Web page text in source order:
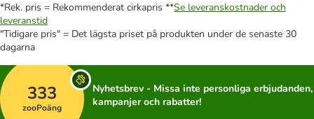
*Rek. pris = Rekommenderat cirkapris **Se leveranskostnader och
leveranstid
"Tidigare pris" = Det lägsta priset på produkten under de senaste 30
dagarna
333
zooPoäng
Nyhetsbrev - Missa inte personliga erbjudanden,
kampanjer och rabatter!